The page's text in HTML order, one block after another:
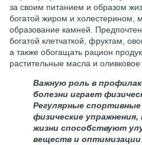
за своим питанием и образом
богатой жиром и холестерином,
образование камней.
богатой клетчаткой, фруктам,
а также обогащать рацион
растительные масла и
Важную роль в
болезни играет
Регулярные
физические
жизни способствуют
веществ и